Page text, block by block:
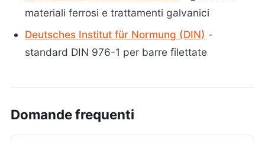
materiali ferrosi e trattamenti galvanici
Deutsches Institut für Normung (DIN) -
standard DIN 976-1 per barre filettate
Domande frequenti